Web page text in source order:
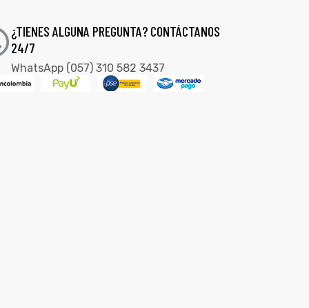
¿TIENES ALGUNA PREGUNTA? CONTÁCTANOS
24/7
WhatsApp (057) 310 582 3437